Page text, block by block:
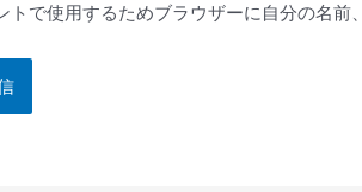
トで使用するためブラウザーに自分の名前